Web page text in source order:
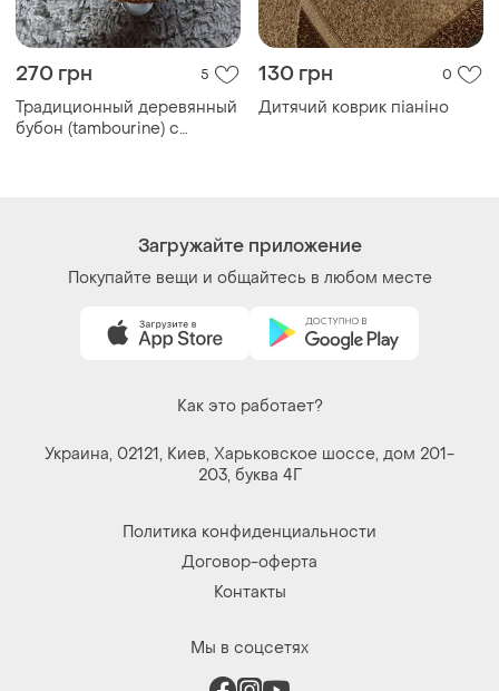
270 грн 5
Традиционный деревянный
бубон (tambourine) с
130 грн 0
Дитячий коврик піаніно
Загружайте приложение
Покупайте вещи и общайтесь в любом месте
Как это работает?
Украина, 02121, Киев, Харьковское шоссе, дом 201-
203, буква 4Г
Политика конфиденциальности
Договор-оферта
Контакты
Мы в соцсетях